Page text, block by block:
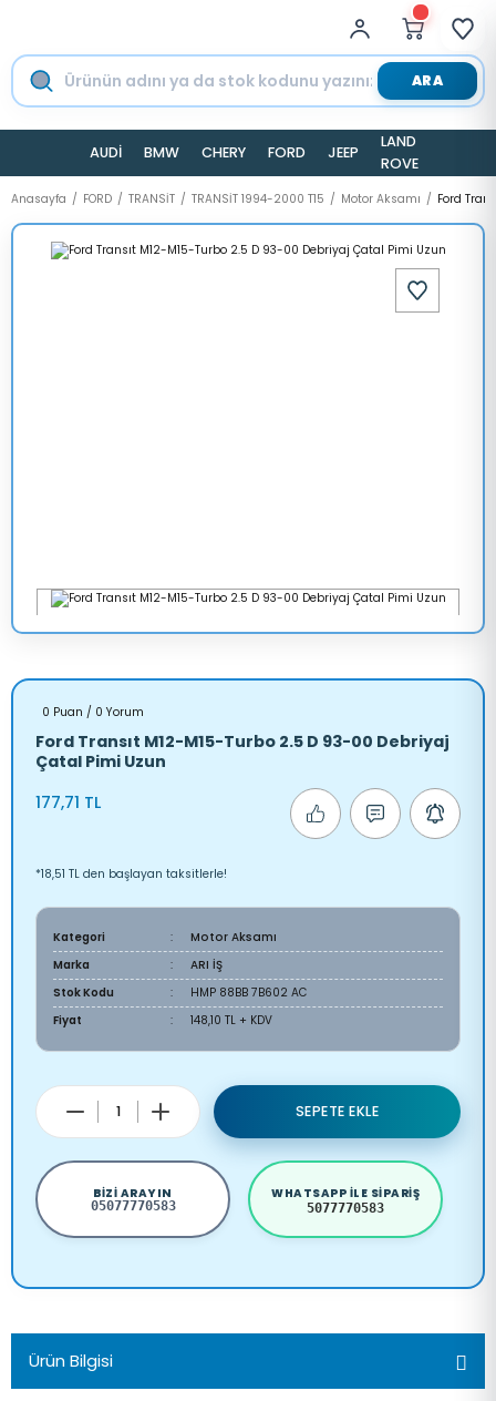
ARA
AUDİ BMW CHERY FORD JEEP
LAND
ROVER
Anasayfa FORD TRANSİT TRANSİT 1994-2000 T15 Motor Aksamı Ford
0 Puan / 0 Yorum
Ford Transıt M12-M15-Turbo 2.5 D 93-00 Debriyaj
Çatal Pimi Uzun
177,71 TL
*18,51 TL den başlayan taksitlerle!
Kategori
Motor Aksamı
Marka
ARI İŞ
Stok Kodu
HMP 88BB 7B602 AC
Fiyat
148,10 TL + KDV
SEPETE EKLE
BIZI ARAYIN
05077770583
WHATSAPP ILE SIPARIŞ
5077770583
Ürün Bilgisi